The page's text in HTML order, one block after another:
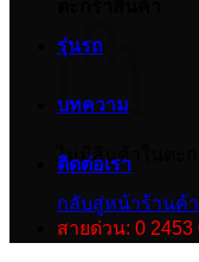
ไม่มีสินค้าในตะก
กลับสู่หน้าร้านค้า
รุ่นรถ
บทความ
ติดต่อเรา
สายด่วน: 0